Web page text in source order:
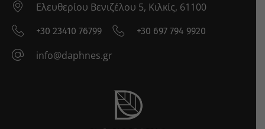
Ελευθερίου Βενιζέλου 5, Κιλκίς, 61100
+30 23410 76799 +30 697 794 9920
info@daphnes.gr